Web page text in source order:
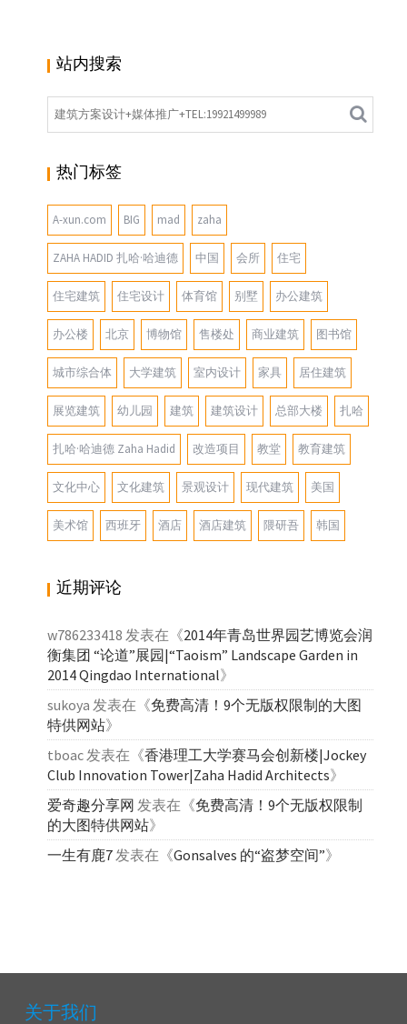
站内搜索
热门标签
A-xun.com BIG mad zaha
ZAHA HADID 扎哈·哈迪德 中国 会所 住宅
住宅建筑 住宅设计 体育馆 别墅 办公建筑
办公楼 北京 博物馆 售楼处 商业建筑 图书馆
城市综合体 大学建筑 室内设计 家具 居住建筑
展览建筑 幼儿园 建筑 建筑设计 总部大楼 扎哈
扎哈·哈迪德 Zaha Hadid 改造项目 教堂 教育建筑
文化中心 文化建筑 景观设计 现代建筑 美国
美术馆 西班牙 酒店 酒店建筑 隈研吾 韩国
近期评论
w786233418 发表在《2014年青岛世界园艺博览会润
衡集团 “论道”展园|“Taoism” Landscape Garden in
2014 Qingdao International》
sukoya 发表在《免费高清！9个无版权限制的大图
特供网站》
tboac 发表在《香港理工大学赛马会创新楼|Jockey
Club Innovation Tower|Zaha Hadid Architects》
爱奇趣分享网 发表在《免费高清！9个无版权限制
的大图特供网站》
一生有鹿7 发表在《Gonsalves 的“盗梦空间”》
关于我们